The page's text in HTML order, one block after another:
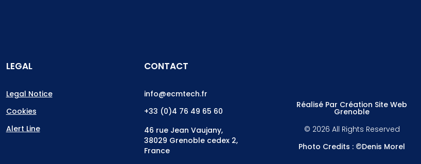
LEGAL
Legal Notice
Cookies
Alert Line
CONTACT
info@ecmtech.fr
+33 (0)4 76 49 65 60
46 rue Jean Vaujany,
38029 Grenoble cedex 2,
France
Réalisé Par Création Site Web
Grenoble
© 2026 All Rights Reserved
Photo Credits : ©Denis Morel